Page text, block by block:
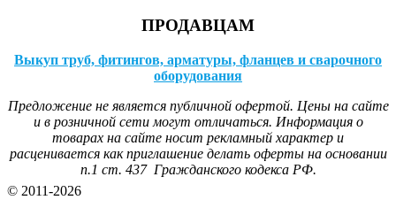
ПРОДАВЦАМ
Выкуп труб, фитингов, арматуры, фланцев и сварочного
оборудования
Предложение не является публичной офертой. Цены на сайте
и в розничной сети могут отличаться. Информация о
товарах на сайте носит рекламный характер и
расценивается как приглашение делать оферты на основании
п.1 ст. 437 Гражданского кодекса РФ.
© 2011-2026